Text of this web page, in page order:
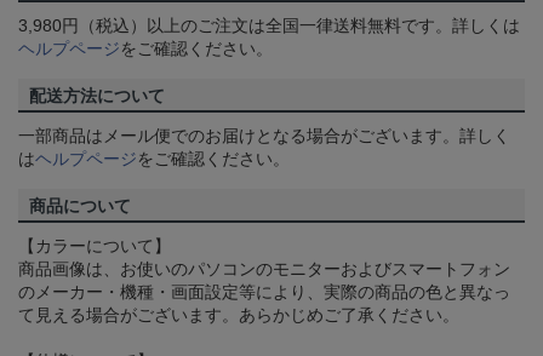
3,980円（税込）以上のご注文は全国一律送料無料です。詳しくは
ヘルプページをご確認ください。
配送方法について
一部商品はメール便でのお届けとなる場合がございます。詳しく
はヘルプページをご確認ください。
商品について
【カラーについて】
商品画像は、お使いのパソコンのモニターおよびスマートフォン
のメーカー・機種・画面設定等により、実際の商品の色と異なっ
て見える場合がございます。あらかじめご了承ください。